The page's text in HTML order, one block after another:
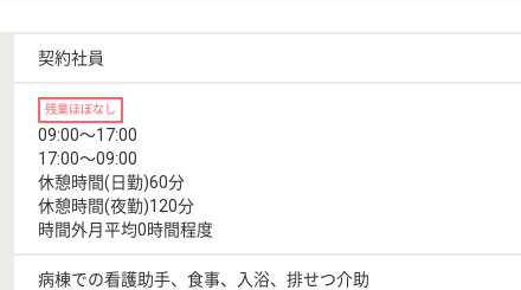
契約社員
残業ほぼなし
09:00〜17:00
17:00〜09:00
休憩時間(日勤)60分
休憩時間(夜勤)120分
時間外月平均0時間程度
病棟での看護助手、食事、入浴、排せつ介助